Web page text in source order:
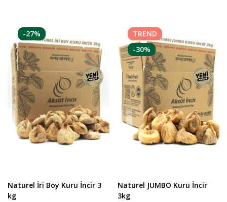
-27%
Naturel İri Boy Kuru İncir 3
kg
TREND
-30%
Naturel JUMBO Kuru İncir
3kg